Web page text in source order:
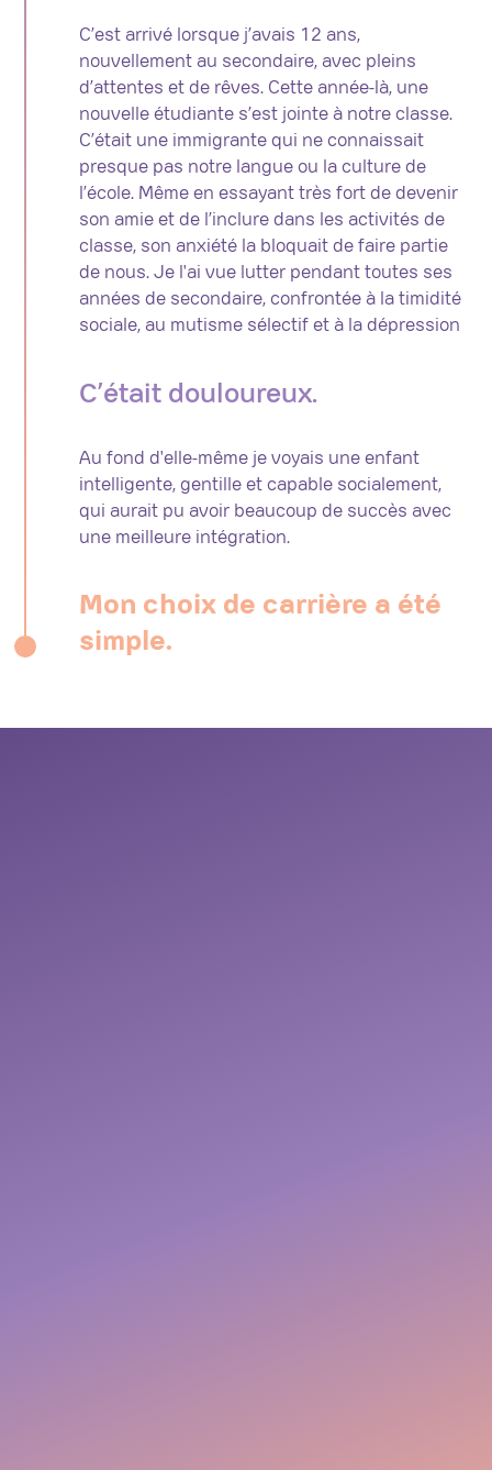
C’est arrivé lorsque j’avais 12 ans,
nouvellement au secondaire, avec pleins
d’attentes et de rêves. Cette année-là, une
nouvelle étudiante s’est jointe à notre classe.
C’était une immigrante qui ne connaissait
presque pas notre langue ou la culture de
l’école. Même en essayant très fort de devenir
son amie et de l’inclure dans les activités de
classe, son anxiété la bloquait de faire partie
de nous. Je l'ai vue lutter pendant toutes ses
années de secondaire, confrontée à la timidité
sociale, au mutisme sélectif et à la dépression
C’était douloureux.
Au fond d'elle-même je voyais une enfant
intelligente, gentille et capable socialement,
qui aurait pu avoir beaucoup de succès avec
une meilleure intégration.
Mon choix de carrière a été
simple.